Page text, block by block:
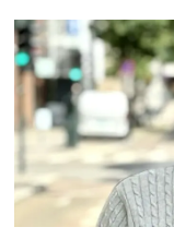
Tag:
stig
fløisand